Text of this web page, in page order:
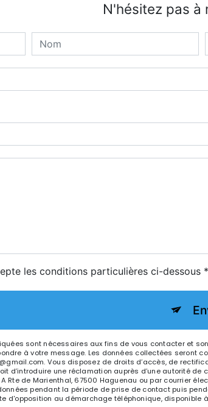
N'hésitez pas à
les conditions particulières ci-dessous
sont nécessaires aux fins de vous contacter et
à votre message. Les données collectées seront
Vous disposez de droits d’accès, de
d’introduire une réclamation auprès d’une autorité
Rte de Marienthal, 67500 Haguenau ou par courrier
pendant la période de prise de contact puis
d'opposition au démarchage téléphonique, disponible